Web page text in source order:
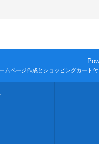
ムページ作成とショッピングカート